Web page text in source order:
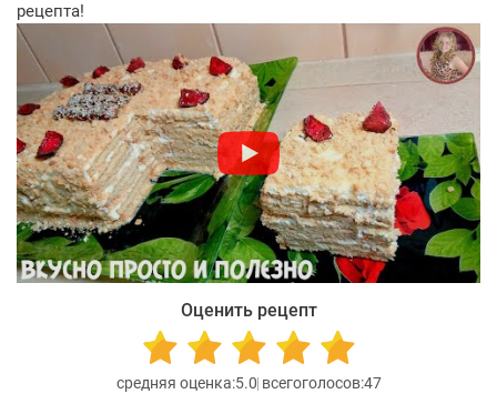
рецепта!
Оценить рецепт
5.0 47